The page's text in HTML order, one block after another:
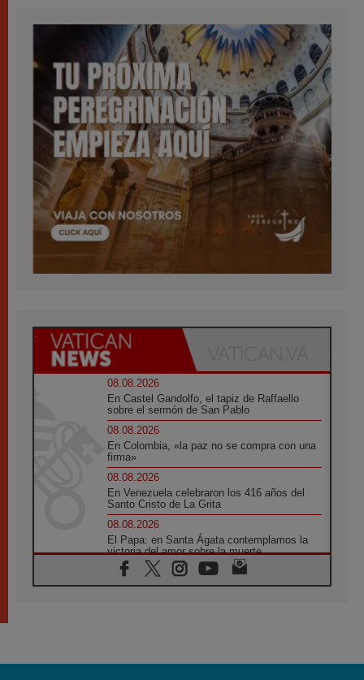
08.08.2026
En Castel Gandolfo, el tapiz de Raffaello
sobre el sermón de San Pablo
08.08.2026
En Colombia, «la paz no se compra con una
firma»
08.08.2026
En Venezuela celebraron los 416 años del
Santo Cristo de La Grita
08.08.2026
El Papa: en Santa Ágata contemplamos la
victoria del amor sobre la muerte
08.08.2026
León XIV visitará el Santuario de la Madre
07.08.2026